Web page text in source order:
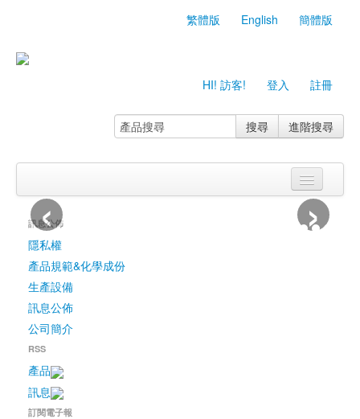
繁體版 English 簡體版
HI! 訪客! 登入 註冊
搜尋 進階搜尋
首頁
關於我們
產品目錄
生產設備
產品規範&化學成份
訊息公佈
聯絡我們
‹ ›
訊息公佈
隱私權
產品規範&化學成份
生產設備
訊息公佈
公司簡介
RSS
產品
訊息
訂閱電子報